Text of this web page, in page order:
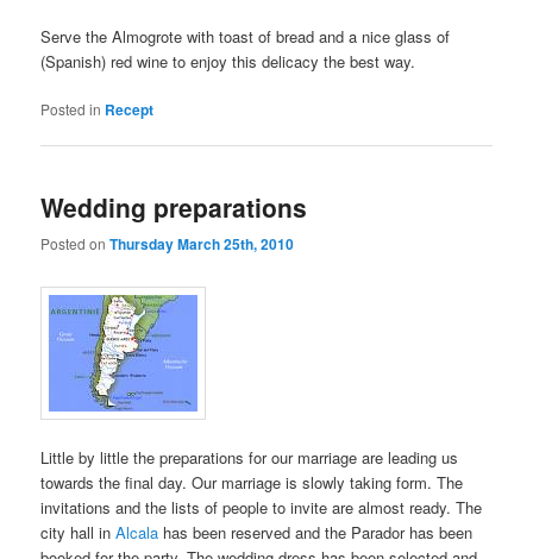
Serve the Almogrote with toast of bread and a nice glass of
(Spanish) red wine to enjoy this delicacy the best way.
Posted in Recept
Wedding preparations
Posted onThursday March 25th, 2010
Little by little the preparations for our marriage are leading us
towards the final day. Our marriage is slowly taking form. The
invitations and the lists of people to invite are almost ready. The
city hall inAlcala has been reserved and the Parador has been